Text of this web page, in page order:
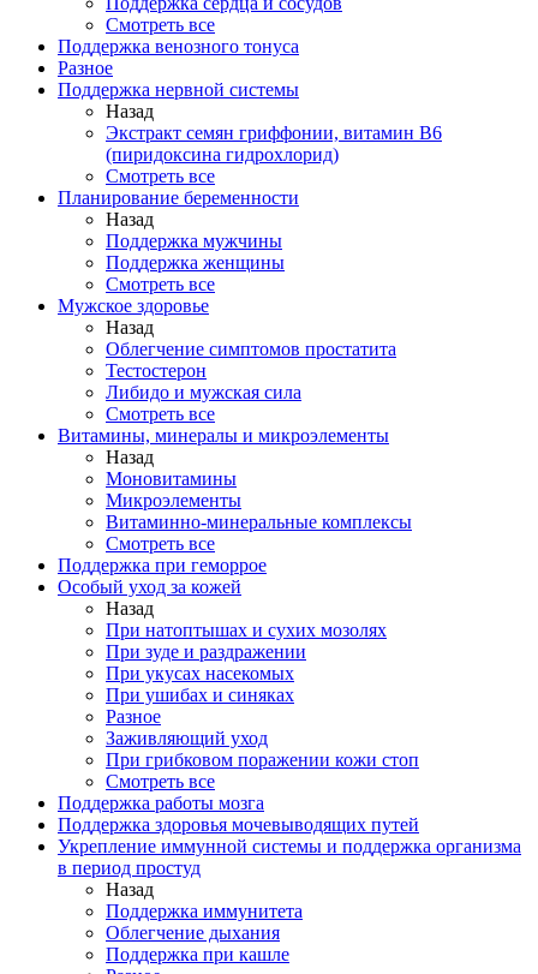
Смотреть все
Поддержка венозного тонуса
Разное
Поддержка нервной системы
Назад
Экстракт семян гриффонии, витамин В6
(пиридоксина гидрохлорид)
Смотреть все
Планирование беременности
Назад
Поддержка мужчины
Поддержка женщины
Смотреть все
Мужское здоровье
Назад
Облегчение симптомов простатита
Тестостерон
Либидо и мужская сила
Смотреть все
Витамины, минералы и микроэлементы
Назад
Моновитамины
Микроэлементы
Витаминно-минеральные комплексы
Смотреть все
Поддержка при геморрое
Особый уход за кожей
Назад
При натоптышах и сухих мозолях
При зуде и раздражении
При укусах насекомых
При ушибах и синяках
Разное
Заживляющий уход
При грибковом поражении кожи стоп
Смотреть все
Поддержка работы мозга
Поддержка здоровья мочевыводящих путей
Укрепление иммунной системы и поддержка организма
в период простуд
Назад
Поддержка иммунитета
Облегчение дыхания
Поддержка при кашле